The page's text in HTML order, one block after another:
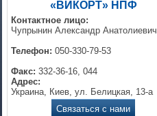
«ВИКОРТ» НПФ
Контактное лицо:
Чупрынин Александр Анатолиевич
Телефон: 050-330-79-53
Факс: 332-36-16, 044
Адрес:
Украина, Киев, ул. Белицкая, 13-а
Связаться с нами